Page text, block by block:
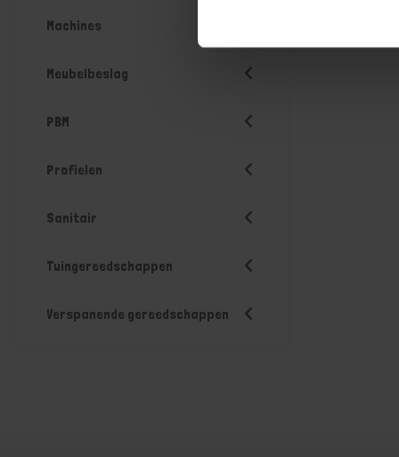
Machines
Meubelbeslag
PBM
Profielen
Sanitair
Tuingereedschappen
Verspanende gereedschappen